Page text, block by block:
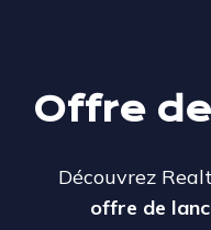
Offre
Découvrez
offre de